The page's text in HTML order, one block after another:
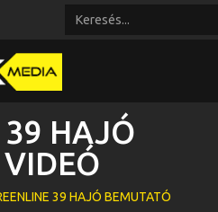
39 HAJÓ
39 HAJÓ BEMUTATÓ